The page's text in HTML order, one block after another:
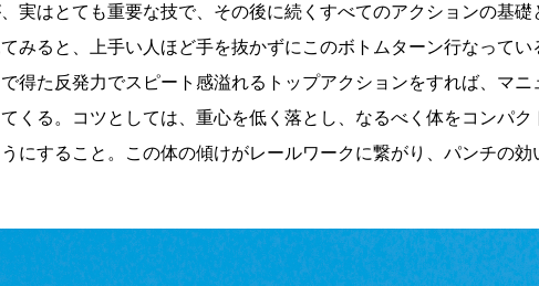
実はとても重要な技で、その後に続くすべてのアクションの基礎
みると、上手い人ほど手を抜かずにこのボトムターン行なってい
得た反発力でスピート感溢れるトップアクションをすれば、マニ
くる。コツとしては、重心を低く落とし、なるべく体をコンパク
にすること。この体の傾けがレールワークに繋がり、パンチの効